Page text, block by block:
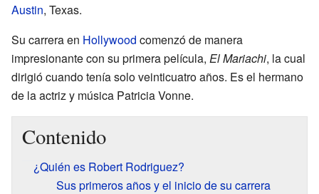
Austin, Texas.
Su carrera en Hollywood comenzó de manera
impresionante con su primera película, El Mariachi, la cual
dirigió cuando tenía solo veinticuatro años. Es el hermano
de la actriz y música Patricia Vonne.
Contenido
¿Quién es Robert Rodriguez?
Sus primeros años y el inicio de su carrera